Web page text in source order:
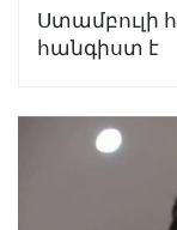
Ստամբուլի
հանգիստ է